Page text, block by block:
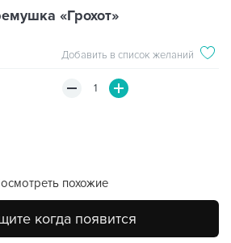
«Грохот»
Добавить в список желаний
похожие
когда появится